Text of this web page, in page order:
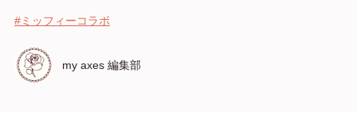
#ミッフィーコラボ
my axes 編集部